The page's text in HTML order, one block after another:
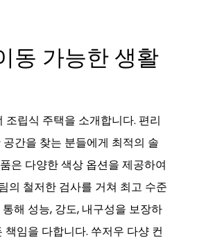
동 가능한 생활
립식 주택을 소개합니다. 편리
간을 찾는 분들에게 최적의 솔
은 다양한 색상 옵션을 제공하여
의 철저한 검사를 거쳐 최고 수준
해 성능, 강도, 내구성을 보장하
임을 다합니다. 쑤저우 다샹 컨